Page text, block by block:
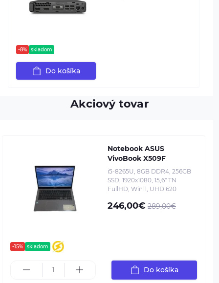
-8% skladom
Do košíka
Akciový tovar
-15% skladom
Notebook ASUS
VivoBook X509F
i5-8265U, 8GB DDR4, 256GB
SSD, 1920x1080, 15,6" TN
FullHD, Win11, UHD 620
246,00€ 289,00€
Do košíka